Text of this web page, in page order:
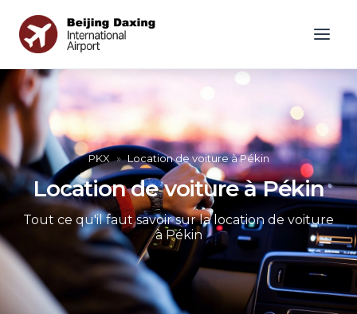
PKX » Location de voiture à Pékin
Location de voiture à Pékin
Tout ce qu'il faut savoir sur la location de voiture
à Pékin